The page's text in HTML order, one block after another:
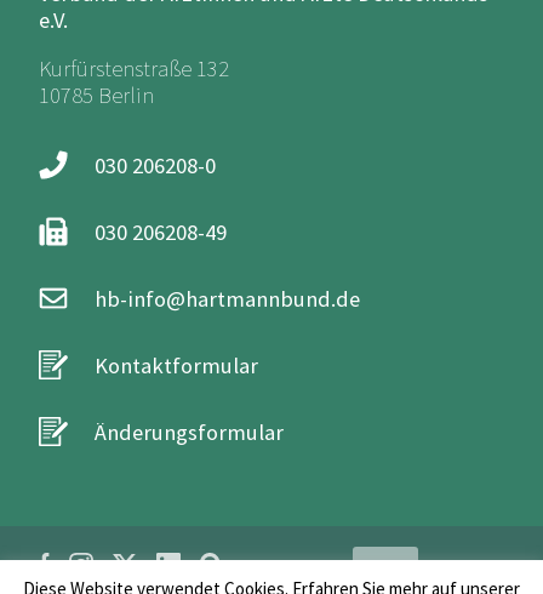
e.V.
Kurfürstenstraße 132
10785 Berlin
030 206208-0
030 206208-49
hb-info@hartmannbund.de
Kontaktformular
Änderungsformular
Login
Diese Website verwendet Cookies. Erfahren Sie mehr auf unserer